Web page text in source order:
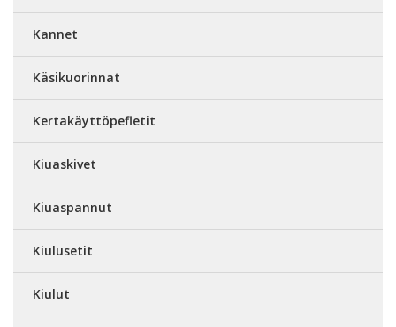
Kannet
Käsikuorinnat
Kertakäyttöpefletit
Kiuaskivet
Kiuaspannut
Kiulusetit
Kiulut